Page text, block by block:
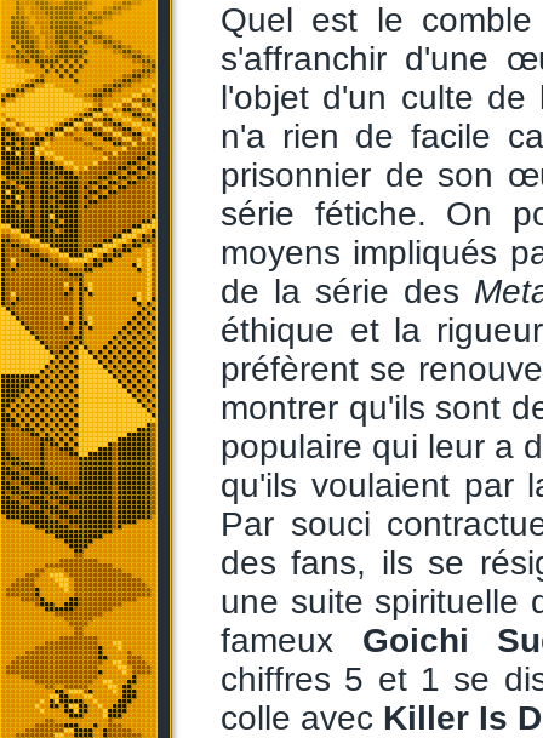
Quel est le
s'affranchir d'une
l'objet d'un culte
n'a rien de facile
prisonnier de son
série fétiche. On
moyens impliqués
de la série des
éthique et la
préfèrent se
montrer qu'ils sont
populaire qui leur a
qu'ils voulaient par
Par souci
des fans, ils se
une suite spirituelle
fameux Goichi
chiffres 5 et 1 se
colle avec Killer Is